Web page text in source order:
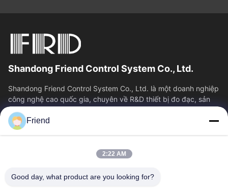
Shandong Friend Control System Co., Ltd.
Shandong Friend Control System Co., Ltd. là một doanh nghiệp
công nghệ cao quốc gia, chuyên về R&D thiết bị đo đạc, sản
xuất và dịch vụ điều...
Liên Kết Nhanh
Về Chúng Tôi
Tham Quan Nhà Máy
Kiểm Soát Chất Lượng
Friend
2:22 AM
Good day, what product are you looking for?